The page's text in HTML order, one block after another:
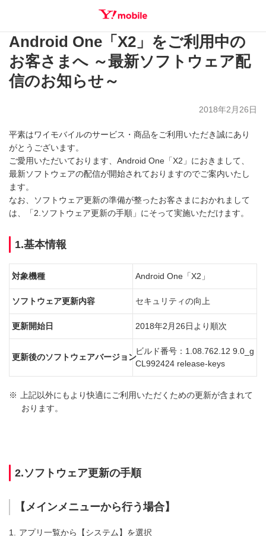
SEARCH
Android One「X2」をご利用中の
お客さまへ ～最新ソフトウェア配
信のお知らせ～
2018年2月26日
平素はワイモバイルのサービス・商品をご利用いただき誠にあり
がとうございます。
ご愛用いただいております、Android One「X2」におきまして、
最新ソフトウェアの配信が開始されておりますのでご案内いたし
ます。
なお、ソフトウェア更新の準備が整ったお客さまにおかれまして
は、「2.ソフトウェア更新の手順」にそって実施いただけます。
1.基本情報
対象機種 Android One「X2」
ソフトウェア更新内容 セキュリティの向上
更新開始日 2018年2月26日より順次
更新後のソフトウェアバージョン
ビルド番号：1.08.762.12 9.0_g
CL992424 release-keys
※
上記以外にもより快適にご利用いただくための更新が含まれて
おります。
2.ソフトウェア更新の手順
【メインメニューから行う場合】
1.
アプリ一覧から【システム】を選択